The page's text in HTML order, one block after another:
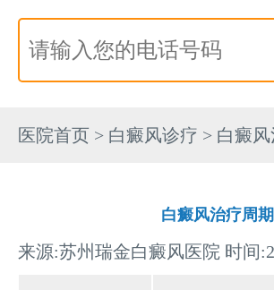
医院首页 > 白癜风诊疗 > 白癜
白癜风治疗周
来源:苏州瑞金白癜风医院 时间